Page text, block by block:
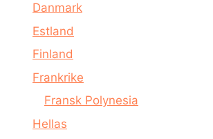
Danmark
Estland
Finland
Frankrike
Fransk Polynesia
Hellas